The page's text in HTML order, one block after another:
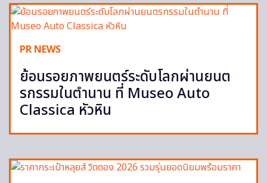
PR NEWS
ย้อนรอยภาพยนตร์ระดับโลกผ่านยนต
รกรรมในตำนาน ที่ Museo Auto
Classica หัวหิน